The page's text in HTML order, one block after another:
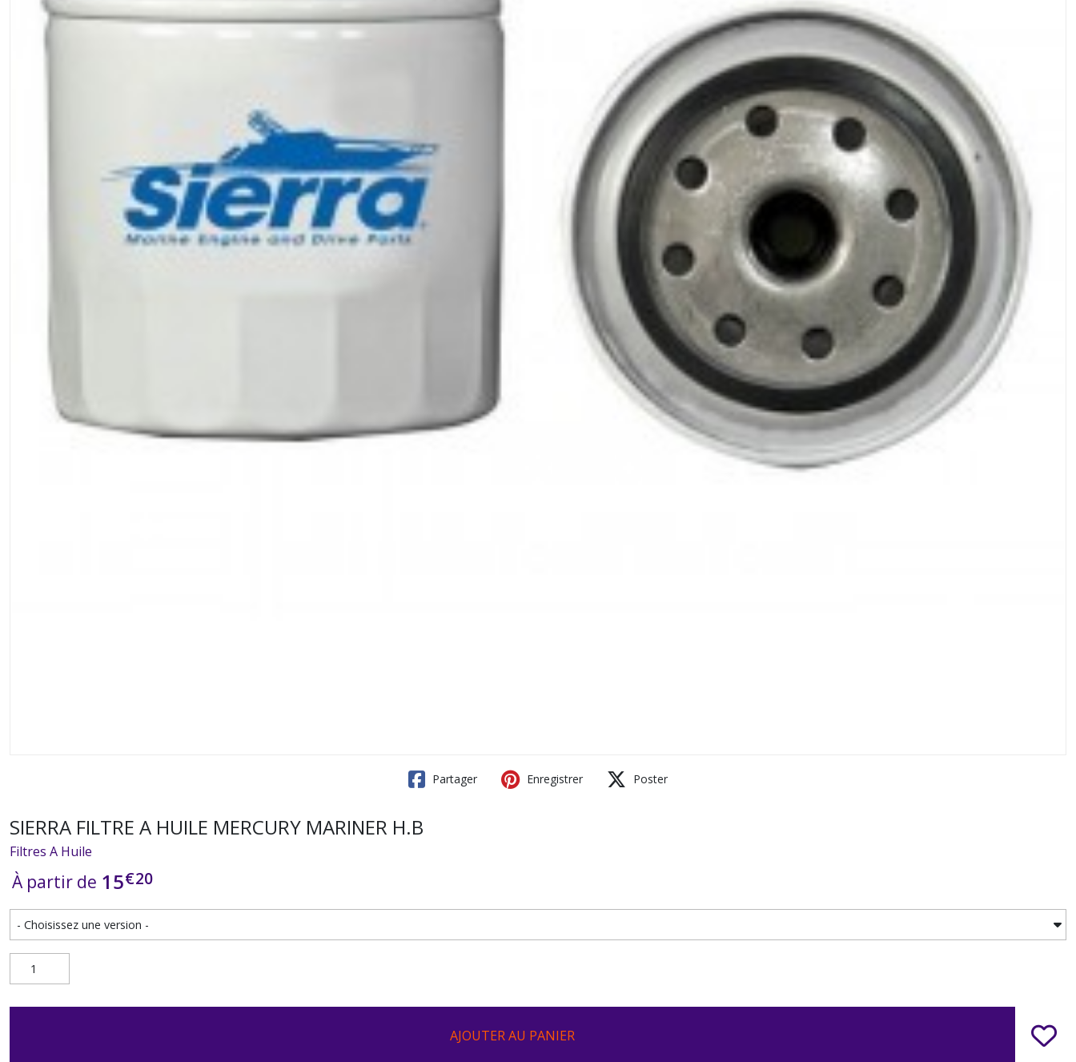
Partager Enregistrer Poster
SIERRA FILTRE A HUILE MERCURY MARINER H.B
Filtres A Huile
À partir de 15€20
AJOUTER AU PANIER